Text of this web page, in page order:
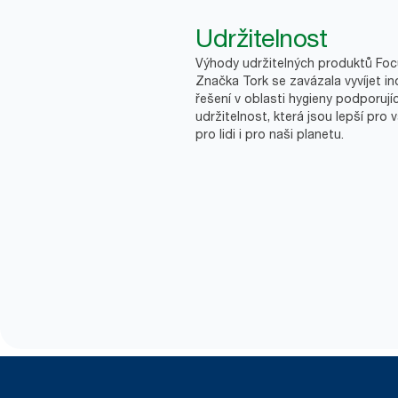
Udržitelnost
Výhody udržitelných produktů
Značka Tork se zavázala vyvíjet
řešení v oblasti hygieny
udržitelnost, která jsou lepší pro
pro lidi i pro naši planetu.